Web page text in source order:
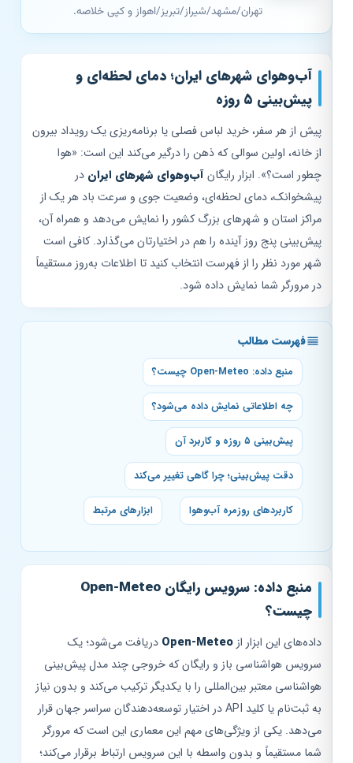
تهران/مشهد/شیراز/تبریز/اهواز و کپی خلاصه.
آب‌وهوای شهرهای ایران؛ دمای لحظه‌ای و
پیش‌بینی ۵ روزه
پیش از هر سفر، خرید لباس فصلی یا برنامه‌ریزی یک رویداد بیرون
از خانه، اولین سوالی که ذهن را درگیر می‌کند این است: «هوا
چطور است؟». ابزار رایگانآب‌وهوای شهرهای ایراندر
پیشخوانک، دمای لحظه‌ای، وضعیت جوی و سرعت باد هر یک از
مراکز استان و شهرهای بزرگ کشور را نمایش می‌دهد و همراه آن،
پیش‌بینی پنج روز آینده را هم در اختیارتان می‌گذارد. کافی است
شهر مورد نظر را از فهرست انتخاب کنید تا اطلاعات به‌روز مستقیماً
در مرورگر شما نمایش داده شود.
فهرست مطالب
منبع داده: Open-Meteo چیست؟
چه اطلاعاتی نمایش داده می‌شود؟
پیش‌بینی ۵ روزه و کاربرد آن
دقت پیش‌بینی؛ چرا گاهی تغییر می‌کند
کاربردهای روزمره آب‌وهوا ابزارهای مرتبط
منبع داده: سرویس رایگان Open-Meteo
چیست؟
داده‌های این ابزار ازOpen-Meteoدریافت می‌شود؛ یک
سرویس هواشناسی باز و رایگان که خروجی چند مدل پیش‌بینی
هواشناسی معتبر بین‌المللی را با یکدیگر ترکیب می‌کند و بدون نیاز
به ثبت‌نام یا کلید API در اختیار توسعه‌دهندگان سراسر جهان قرار
می‌دهد. یکی از ویژگی‌های مهم این معماری این است که مرورگر
شما مستقیماً و بدون واسطه با این سرویس ارتباط برقرار می‌کند؛